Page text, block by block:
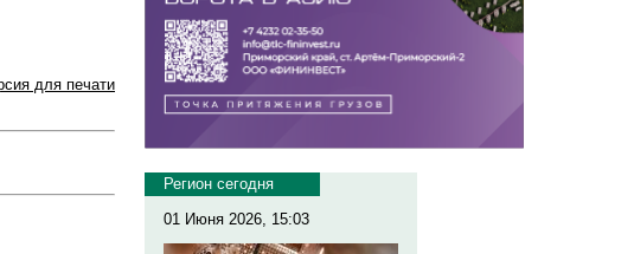
для печати
Регион сегодня
01 Июня 2026, 15:03